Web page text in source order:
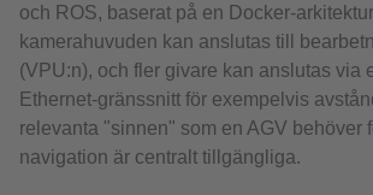
och ROS, baserat på en Docker-
kamerahuvuden kan anslutas till
(VPU:n), och fler givare kan anslutas via
Ethernet-gränssnitt för exempelvis
relevanta "sinnen" som en AGV behöver
navigation är centralt tillgängliga.